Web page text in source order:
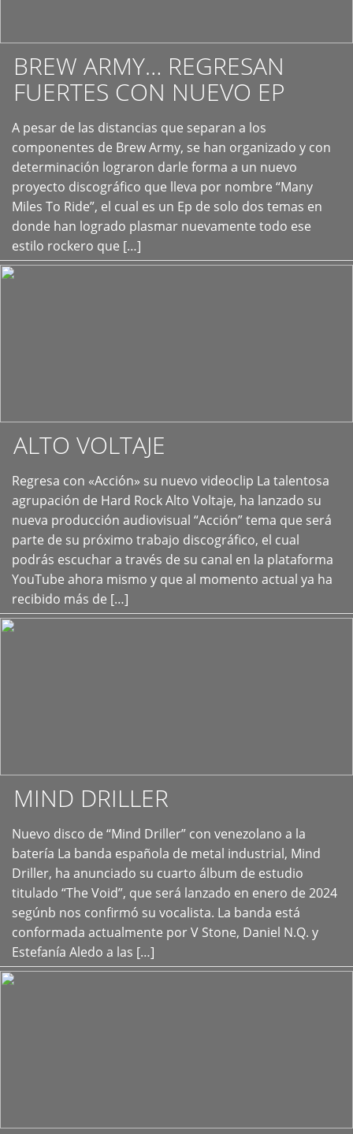
BREW ARMY… REGRESAN
FUERTES CON NUEVO EP
A pesar de las distancias que separan a los
componentes de Brew Army, se han organizado y con
determinación lograron darle forma a un nuevo
proyecto discográfico que lleva por nombre “Many
Miles To Ride”, el cual es un Ep de solo dos temas en
donde han logrado plasmar nuevamente todo ese
estilo rockero que […]
+
ALTO VOLTAJE
Regresa con «Acción» su nuevo videoclip La talentosa
agrupación de Hard Rock Alto Voltaje, ha lanzado su
nueva producción audiovisual “Acción” tema que será
parte de su próximo trabajo discográfico, el cual
podrás escuchar a través de su canal en la plataforma
YouTube ahora mismo y que al momento actual ya ha
recibido más de […]
+
MIND DRILLER
Nuevo disco de “Mind Driller” con venezolano a la
batería La banda española de metal industrial, Mind
Driller, ha anunciado su cuarto álbum de estudio
titulado “The Void”, que será lanzado en enero de 2024
segúnb nos confirmó su vocalista. La banda está
conformada actualmente por V Stone, Daniel N.Q. y
Estefanía Aledo a las […]
+